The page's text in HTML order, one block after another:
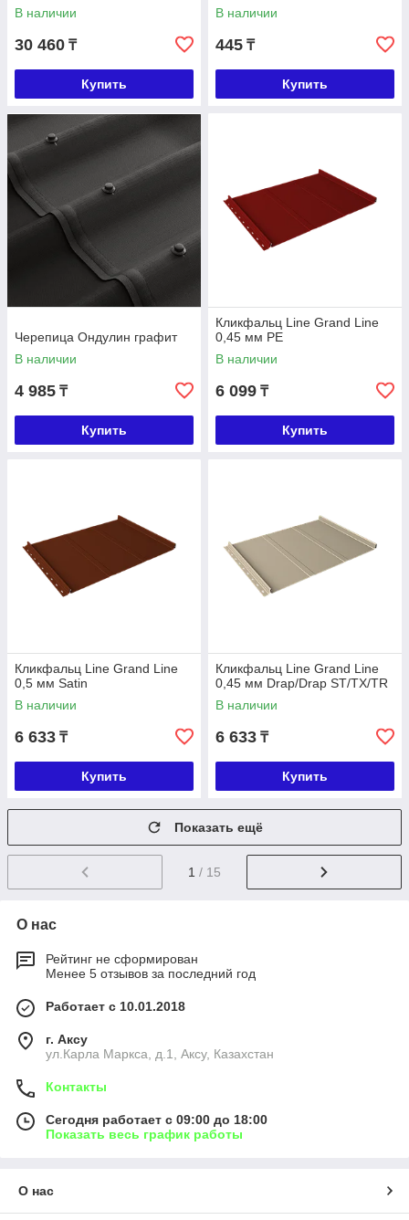
В наличии
30 460 ₸
Купить
В наличии
445 ₸
Купить
Черепица Ондулин графит
В наличии
4 985 ₸
Купить
Кликфальц Line Grand Line
0,45 мм PE
В наличии
6 099 ₸
Купить
Кликфальц Line Grand Line
0,5 мм Satin
В наличии
6 633 ₸
Купить
Кликфальц Line Grand Line
0,45 мм Drap/Drap ST/TX/TR
В наличии
6 633 ₸
Купить
Показать ещё
1 / 15
О нас
Рейтинг не сформирован
Менее 5 отзывов за последний год
Работает с 10.01.2018
г. Аксу
ул.Карла Маркса, д.1, Аксу, Казахстан
Контакты
Сегодня работает с 09:00 до 18:00
Показать весь график работы
О нас